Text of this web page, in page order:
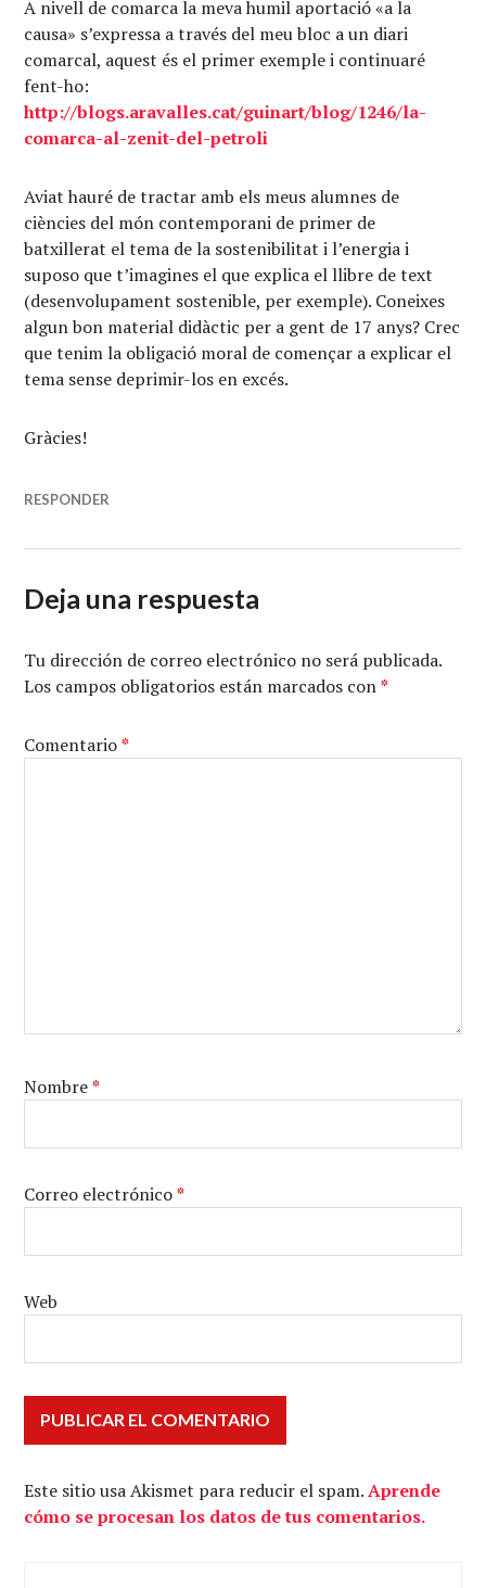
A nivell de comarca la meva humil aportació «a la
causa» s’expressa a través del meu bloc a un diari
comarcal, aquest és el primer exemple i continuaré
fent-ho:
http://blogs.aravalles.cat/guinart/blog/1246/la-
comarca-al-zenit-del-petroli
Aviat hauré de tractar amb els meus alumnes de
ciències del món contemporani de primer de
batxillerat el tema de la sostenibilitat i l’energia i
suposo que t’imagines el que explica el llibre de text
(desenvolupament sostenible, per exemple). Coneixes
algun bon material didàctic per a gent de 17 anys? Crec
que tenim la obligació moral de començar a explicar el
tema sense deprimir-los en excés.
Gràcies!
RESPONDER
Deja una respuesta
Tu dirección de correo electrónico no será publicada.
Los campos obligatorios están marcados con*
Comentario*
Nombre*
Correo electrónico*
Web
Este sitio usa Akismet para reducir el spam.Aprende
cómo se procesan los datos de tus comentarios.